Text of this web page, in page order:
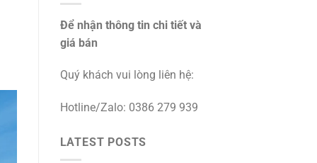
Để nhận thông tin chi tiết và
giá bán
Quý khách vui lòng liên hệ:
Hotline/Zalo: 0386 279 939
LATEST POSTS